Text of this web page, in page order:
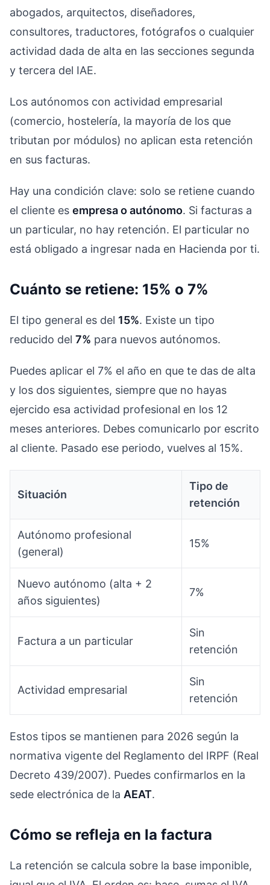
abogados, arquitectos, diseñadores,
consultores, traductores, fotógrafos o cualquier
actividad dada de alta en las secciones segunda
y tercera del IAE.
Los autónomos con actividad empresarial
(comercio, hostelería, la mayoría de los que
tributan por módulos) no aplican esta retención
en sus facturas.
Hay una condición clave: solo se retiene cuando
el cliente es empresa o autónomo. Si facturas a
un particular, no hay retención. El particular no
está obligado a ingresar nada en Hacienda por ti.
Cuánto se retiene: 15% o 7%
El tipo general es del 15%. Existe un tipo
reducido del 7% para nuevos autónomos.
Puedes aplicar el 7% el año en que te das de alta
y los dos siguientes, siempre que no hayas
ejercido esa actividad profesional en los 12
meses anteriores. Debes comunicarlo por escrito
al cliente. Pasado ese periodo, vuelves al 15%.
Situación
Tipo de
retención
Autónomo profesional
(general)
15%
Nuevo autónomo (alta + 2
años siguientes)
7%
Factura a un particular
Sin
retención
Actividad empresarial
Sin
retención
Estos tipos se mantienen para 2026 según la
normativa vigente del Reglamento del IRPF (Real
Decreto 439/2007). Puedes confirmarlos en la
sede electrónica de la AEAT.
Cómo se refleja en la factura
La retención se calcula sobre la base imponible,